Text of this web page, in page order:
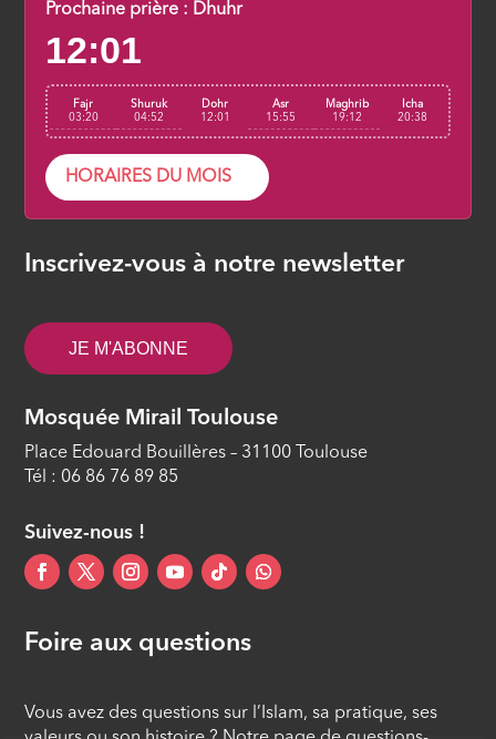
Prochaine prière : Dhuhr
12:01
Fajr
03:20
Shuruk
04:52
Dohr
12:01
Asr
15:55
Maghrib
19:12
Icha
20:38
HORAIRES DU MOIS
Inscrivez-vous à notre newsletter
JE M'ABONNE
Mosquée Mirail Toulouse
Place Edouard Bouillères – 31100 Toulouse
Tél : 06 86 76 89 85
Suivez-nous !
Foire aux questions
Vous avez des questions sur l’Islam, sa pratique, ses